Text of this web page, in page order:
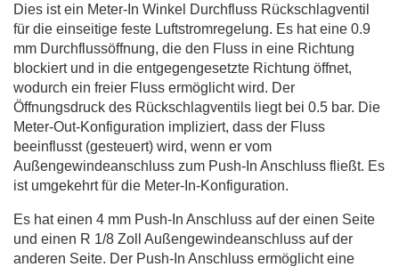
Dies ist ein Meter-In Winkel Durchfluss Rückschlagventil
für die einseitige feste Luftstromregelung. Es hat eine 0.9
mm Durchflussöffnung, die den Fluss in eine Richtung
blockiert und in die entgegengesetzte Richtung öffnet,
wodurch ein freier Fluss ermöglicht wird. Der
Öffnungsdruck des Rückschlagventils liegt bei 0.5 bar. Die
Meter-Out-Konfiguration impliziert, dass der Fluss
beeinflusst (gesteuert) wird, wenn er vom
Außengewindeanschluss zum Push-In Anschluss fließt. Es
ist umgekehrt für die Meter-In-Konfiguration.
Es hat einen 4 mm Push-In Anschluss auf der einen Seite
und einen R 1/8 Zoll Außengewindeanschluss auf der
anderen Seite. Der Push-In Anschluss ermöglicht eine